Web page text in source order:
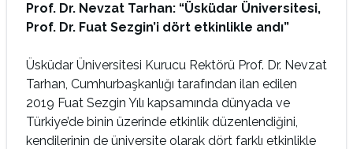
Prof. Dr. Nevzat Tarhan: “Üsküdar Üniversitesi,
Prof. Dr. Fuat Sezgin’i dört etkinlikle andı”
Üsküdar Üniversitesi Kurucu Rektörü Prof. Dr. Nevzat
Tarhan, Cumhurbaşkanlığı tarafından ilan edilen
2019 Fuat Sezgin Yılı kapsamında dünyada ve
Türkiye’de binin üzerinde etkinlik düzenlendiğini,
kendilerinin de üniversite olarak dört farklı etkinlikle